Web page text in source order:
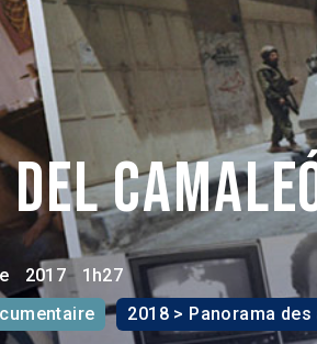
2017
1h27
2018 > Panorama